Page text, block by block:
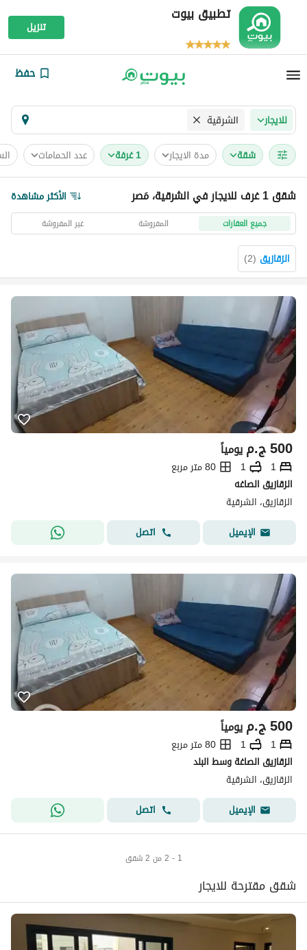
تطبيق بيوت
تنزيل
حفظ
للايجار الشرقية
شقة مدة الايجار 1 غرفة عدد الحمامات
شقق 1 غرف للايجار في الشرقية، مَصر الأكثر مشاهدة
جميع العقارات المفروشة غير المفروشة
الزقازيق (
2
)
ج.م500 يومياً
1
1
80 متر مربع
الزقازيق الصاغه
الزقازيق، الشرقية
الإيميل
اتصل
ج.م500 يومياً
1
1
80 متر مربع
الزقازيق الصاغة وسط البلد
الزقازيق، الشرقية
الإيميل
اتصل
1 - 2 من 2 شقق
شقق مقترحة للايجار